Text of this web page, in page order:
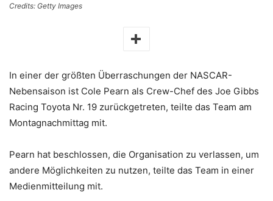
Credits: Getty Images
In einer der größten Überraschungen der NASCAR-
Nebensaison ist Cole Pearn als Crew-Chef des Joe Gibbs
Racing Toyota Nr. 19 zurückgetreten, teilte das Team am
Montagnachmittag mit.
Pearn hat beschlossen, die Organisation zu verlassen, um
andere Möglichkeiten zu nutzen, teilte das Team in einer
Medienmitteilung mit.